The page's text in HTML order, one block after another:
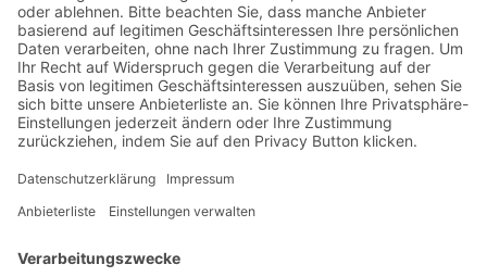
Lager- & Logistiknews
Exklusive Rabatte
Neuheiten
Newsletter abonnieren
Lösungen